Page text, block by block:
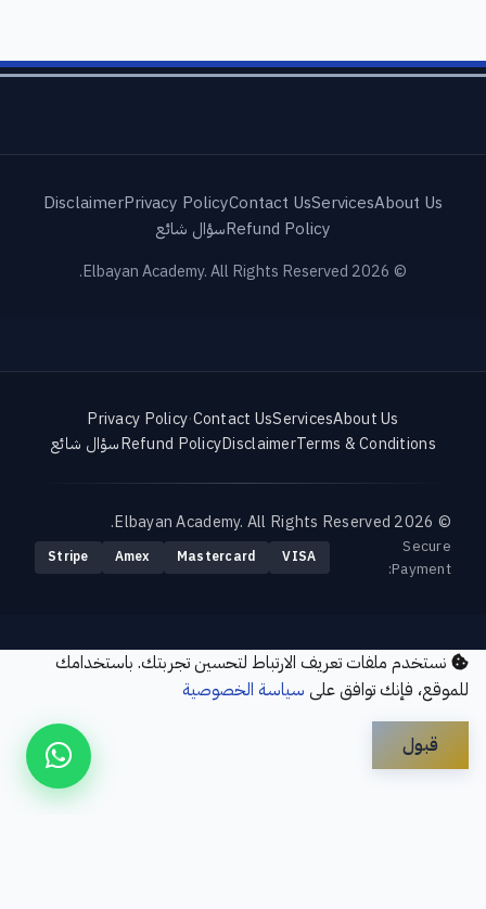
About Us
Services
Contact Us
Privacy Policy
Disclaimer
Refund Policyسؤال شائع
© 2026 Elbayan Academy. All Rights Reserved.
About Us
Services
Contact Us
·
Privacy Policy
Terms & Conditions
Disclaimer
Refund Policyسؤال شائع
© 2026 Elbayan Academy. All Rights Reserved.
Secure
Payment:
VISA
Mastercard
Amex
Stripe
نستخدم ملفات تعريف الارتباط لتحسين تجربتك. باستخدامك
للموقع، فإنك توافق على سياسة الخصوصية
قبول